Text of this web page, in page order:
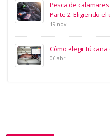
Pesca de calamares
Parte 2. Eligiendo
19 nov
Cómo elegir tú caña
06 abr